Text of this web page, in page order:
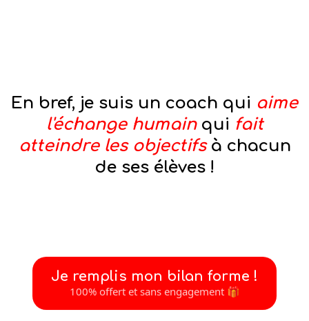
En bref, je suis un coach qui aime
l'échange humainqui fait
atteindre les objectifsà chacun
de ses élèves !
Je remplis mon bilan forme !
100% offert et sans engagement 🎁